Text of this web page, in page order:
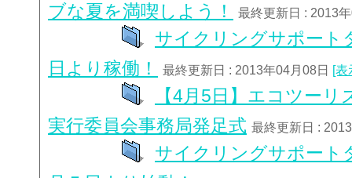
ブな夏を満喫しよう！
最終更新日 : 2013
サイクリングサポート
日より稼働！
最終更新日 : 2013年04月08日 [表
【4月5日】エコツー
実行委員会事務局発足式 最終更新日 :
サイクリングサポート